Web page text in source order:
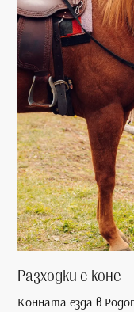
Разходки с коне
Конната езда в